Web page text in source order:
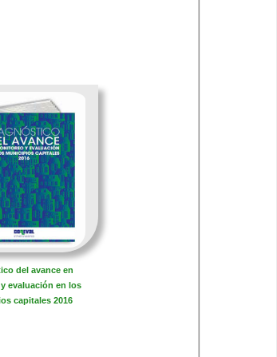
del avance en
evaluación en los
capitales 2016